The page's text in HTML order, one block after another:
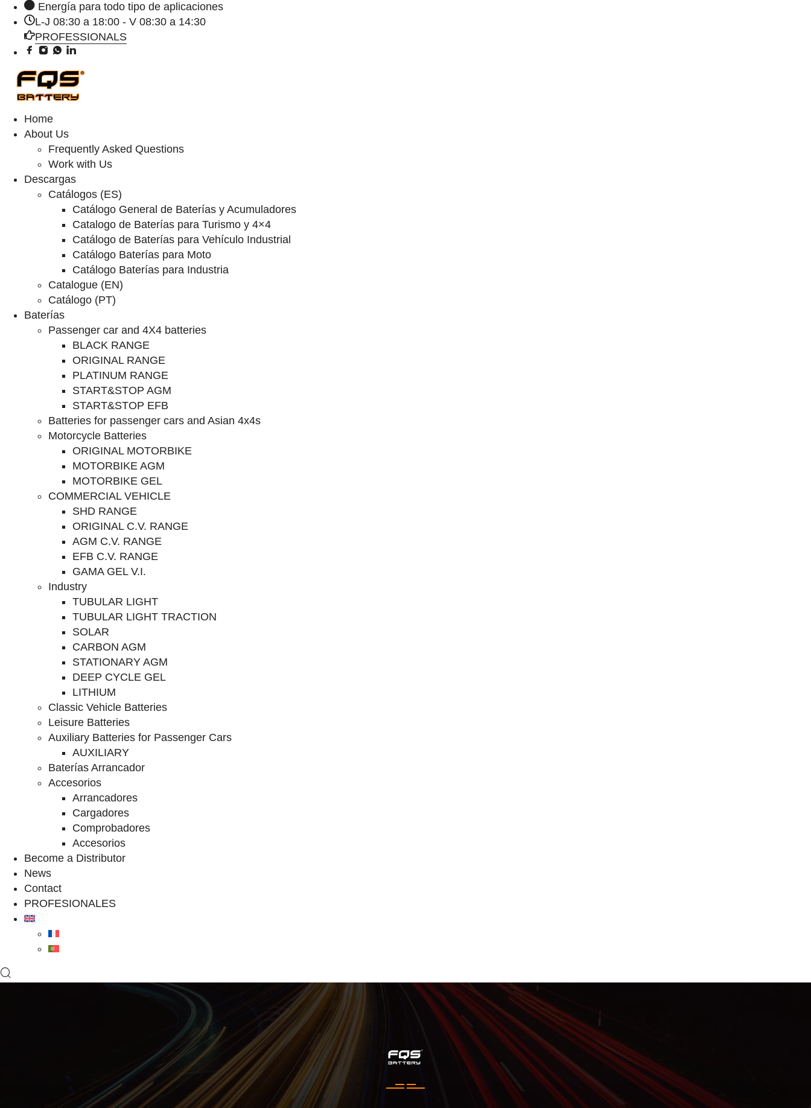
Energía para todo tipo de aplicaciones
L-J 08:30 a 18:00 - V 08:30 a 14:30
PROFESSIONALS
Home
About Us
Frequently Asked Questions
Work with Us
Descargas
Catálogos (ES)
Catálogo General de Baterías y Acumuladores
Catalogo de Baterías para Turismo y 4×4
Catálogo de Baterías para Vehículo Industrial
Catálogo Baterías para Moto
Catálogo Baterías para Industria
Catalogue (EN)
Catálogo (PT)
Baterías
Passenger car and 4X4 batteries
BLACK RANGE
ORIGINAL RANGE
PLATINUM RANGE
START&STOP AGM
START&STOP EFB
Batteries for passenger cars and Asian 4x4s
Motorcycle Batteries
ORIGINAL MOTORBIKE
MOTORBIKE AGM
MOTORBIKE GEL
COMMERCIAL VEHICLE
SHD RANGE
ORIGINAL C.V. RANGE
AGM C.V. RANGE
EFB C.V. RANGE
GAMA GEL V.I.
Industry
TUBULAR LIGHT
TUBULAR LIGHT TRACTION
SOLAR
CARBON AGM
STATIONARY AGM
DEEP CYCLE GEL
LITHIUM
Classic Vehicle Batteries
Leisure Batteries
Auxiliary Batteries for Passenger Cars
AUXILIARY
Baterías Arrancador
Accesorios
Arrancadores
Cargadores
Comprobadores
Accesorios
Become a Distributor
News
Contact
PROFESIONALES